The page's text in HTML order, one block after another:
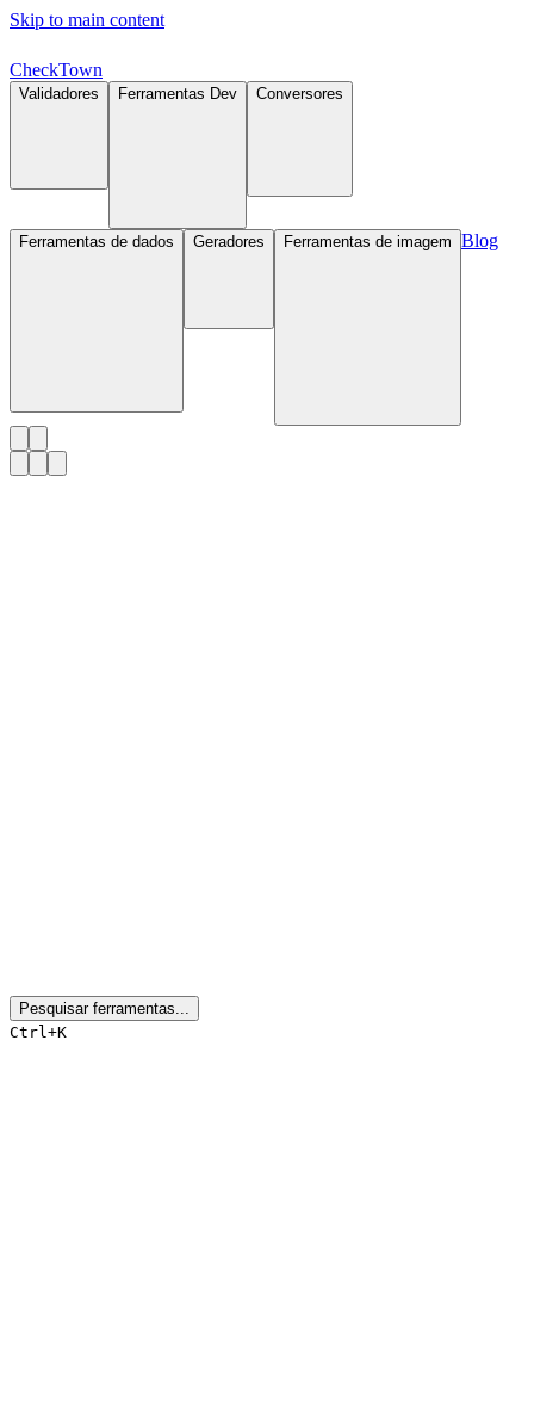
Skip to main content
CheckTown
Validadores Ferramentas Dev Conversores
Ferramentas de dados Geradores Ferramentas de imagem Blog
Pesquisar ferramentas...
Ctrl+K